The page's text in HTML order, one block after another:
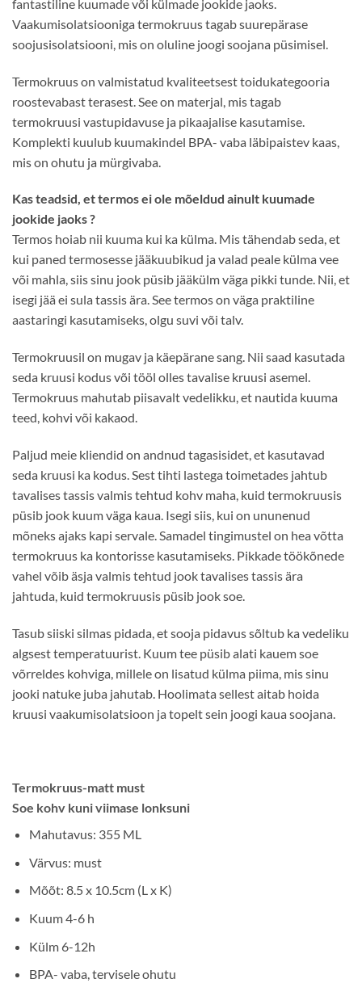
fantastiline kuumade või külmade jookide jaoks.
Vaakumisolatsiooniga termokruus tagab suurepärase
soojusisolatsiooni, mis on oluline joogi soojana püsimisel.
Termokruus on valmistatud kvaliteetsest toidukategooria
roostevabast terasest. See on materjal, mis tagab
termokruusi vastupidavuse ja pikaajalise kasutamise.
Komplekti kuulub kuumakindel BPA- vaba läbipaistev kaas,
mis on ohutu ja mürgivaba.
Kas teadsid, et termos ei ole mõeldud ainult kuumade
jookide jaoks ?
Termos hoiab nii kuuma kui ka külma. Mis tähendab seda, et
kui paned termosesse jääkuubikud ja valad peale külma vee
või mahla, siis sinu jook püsib jääkülm väga pikki tunde. Nii, et
isegi jää ei sula tassis ära. See termos on väga praktiline
aastaringi kasutamiseks, olgu suvi või talv.
Termokruusil on mugav ja käepärane sang. Nii saad kasutada
seda kruusi kodus või tööl olles tavalise kruusi asemel.
Termokruus mahutab piisavalt vedelikku, et nautida kuuma
teed, kohvi või kakaod.
Paljud meie kliendid on andnud tagasisidet, et kasutavad
seda kruusi ka kodus. Sest tihti lastega toimetades jahtub
tavalises tassis valmis tehtud kohv maha, kuid termokruusis
püsib jook kuum väga kaua. Isegi siis, kui on ununenud
mõneks ajaks kapi servale. Samadel tingimustel on hea võtta
termokruus ka kontorisse kasutamiseks. Pikkade töökõnede
vahel võib äsja valmis tehtud jook tavalises tassis ära
jahtuda, kuid termokruusis püsib jook soe.
Tasub siiski silmas pidada, et sooja pidavus sõltub ka vedeliku
algsest temperatuurist. Kuum tee püsib alati kauem soe
võrreldes kohviga, millele on lisatud külma piima, mis sinu
jooki natuke juba jahutab. Hoolimata sellest aitab hoida
kruusi vaakumisolatsioon ja topelt sein joogi kaua soojana.
Termokruus-matt must
Soe kohv kuni viimase lonksuni
Mahutavus: 355 ML
Värvus: must
Mõõt: 8.5 x 10.5cm (L x K)
Kuum 4-6 h
Külm 6-12h
BPA- vaba, tervisele ohutu